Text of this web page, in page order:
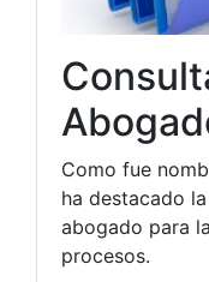
Como fue
ha destacado
abogado para
procesos.